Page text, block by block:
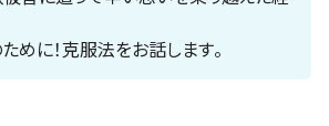
めに！克服法をお話します。